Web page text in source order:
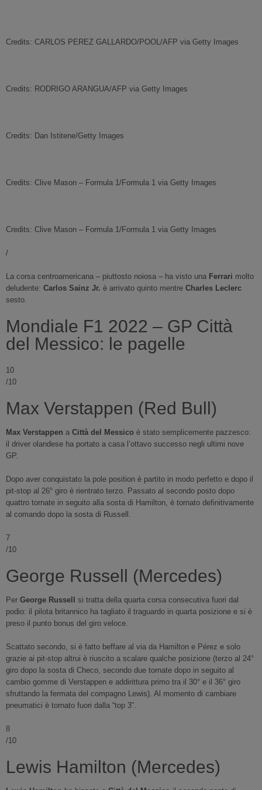
Credits: CARLOS PEREZ GALLARDO/POOL/AFP via Getty Images
Credits: RODRIGO ARANGUA/AFP via Getty Images
Credits: Dan Istitene/Getty Images
Credits: Clive Mason – Formula 1/Formula 1 via Getty Images
Credits: Clive Mason – Formula 1/Formula 1 via Getty Images
/
La corsa centroamericana – piuttosto noiosa – ha visto una Ferrari molto
deludente: Carlos Sainz Jr. è arrivato quinto mentre Charles Leclerc
sesto.
Mondiale F1 2022 – GP Città
del Messico: le pagelle
10
/10
Max Verstappen (Red Bull)
Max Verstappen a Città del Messico è stato semplicemente pazzesco:
il driver olandese ha portato a casa l’ottavo successo negli ultimi nove
GP.
Dopo aver conquistato la pole position è partito in modo perfetto e dopo il
pit-stop al 26° giro è rientrato terzo. Passato al secondo posto dopo
quattro tornate in seguito alla sosta di Hamilton, è tornato definitivamente
al comando dopo la sosta di Russell.
7
/10
George Russell (Mercedes)
Per George Russell
si tratta della quarta corsa consecutiva fuori dal
podio: il pilota britannico ha tagliato il traguardo in quarta posizione e si è
preso il punto bonus del giro veloce.
Scattato secondo, si è fatto beffare al via da Hamilton e Pérez e solo
grazie ai pit-stop altrui è riuscito a scalare qualche posizione (terzo al 24°
giro dopo la sosta di Checo, secondo due tornate dopo in seguito al
cambio gomme di Verstappen e addirittura primo tra il 30° e il 36° giro
sfruttando la fermata del compagno Lewis). Al momento di cambiare
pneumatici è tornato fuori dalla “top 3”.
8
/10
Lewis Hamilton (Mercedes)